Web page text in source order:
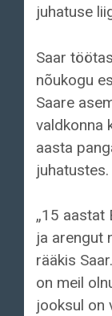
juhatuse
Saar
nõukogu
Saare
valdkonna
aasta
juhatustes.
„15 aastat
ja arengut
rääkis
on meil
jooksul on